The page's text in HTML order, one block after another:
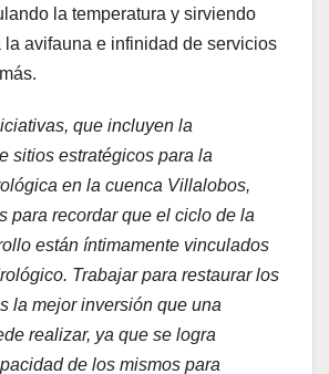
la temperatura y sirviendo
la avifauna e infinidad de servicios
que incluyen la
sitios estratégicos para la
en la cuenca Villalobos,
para recordar que el ciclo de la
están íntimamente vinculados
Trabajar para restaurar los
la mejor inversión que una
realizar, ya que se logra
de los mismos para